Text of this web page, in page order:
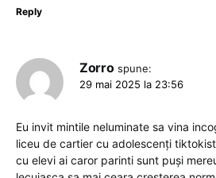
Reply
Zorro spune:
29 mai 2025 la 23:56
Eu invit mintile neluminate sa vina
liceu de cartier cu adolescenți
cu elevi ai caror parinti sunt puși